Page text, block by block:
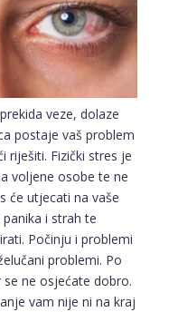
veze, dolaze
postaje vaš problem
riješiti. Fizički stres je
voljene osobe te ne
će utjecati na vaše
i strah te
Počinju i problemi
problemi. Po
ne osjećate dobro.
vam nije ni na kraj